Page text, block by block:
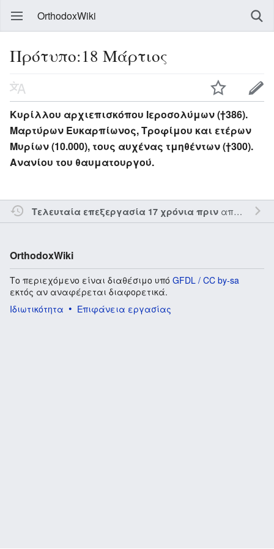
OrthodoxWiki
Πρότυπο:18 Μάρτιος
Κυρίλλου αρχιεπισκόπου Ιεροσολύμων (†386).
Μαρτύρων Ευκαρπίωνος, Τροφίμου και ετέρων
Μυρίων (10.000), τους αυχένας τμηθέντων (†300).
Ανανίου του θαυματουργού.
Τελευταία επεξεργασία 17 χρόνια πριναπό τον την
OrthodoxWiki
Το περιεχόμενο είναι διαθέσιμο υπό GFDL / CC by-sa
εκτός αν αναφέρεται διαφορετικά.
Ιδιωτικότητα
Επιφάνεια εργασίας